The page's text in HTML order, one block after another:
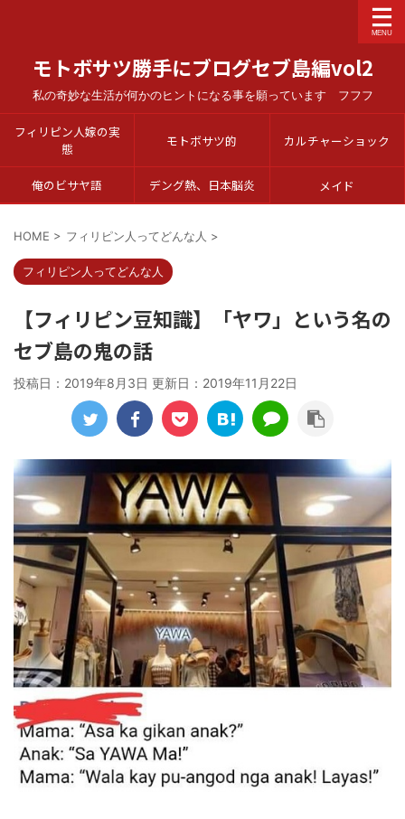
モトボサツ勝手にブログセブ島編vol2
私の奇妙な生活が何かのヒントになる事を願っています フフフ
フィリピン人嫁の実
態
モトボサツ的 カルチャーショック
俺のビサヤ語 デング熱、日本脳炎 メイド
HOME > フィリピン人ってどんな人 >
フィリピン人ってどんな人
【フィリピン豆知識】「ヤワ」という名の
セブ島の鬼の話
投稿日：2019年8月3日 更新日： 2019年11月22日